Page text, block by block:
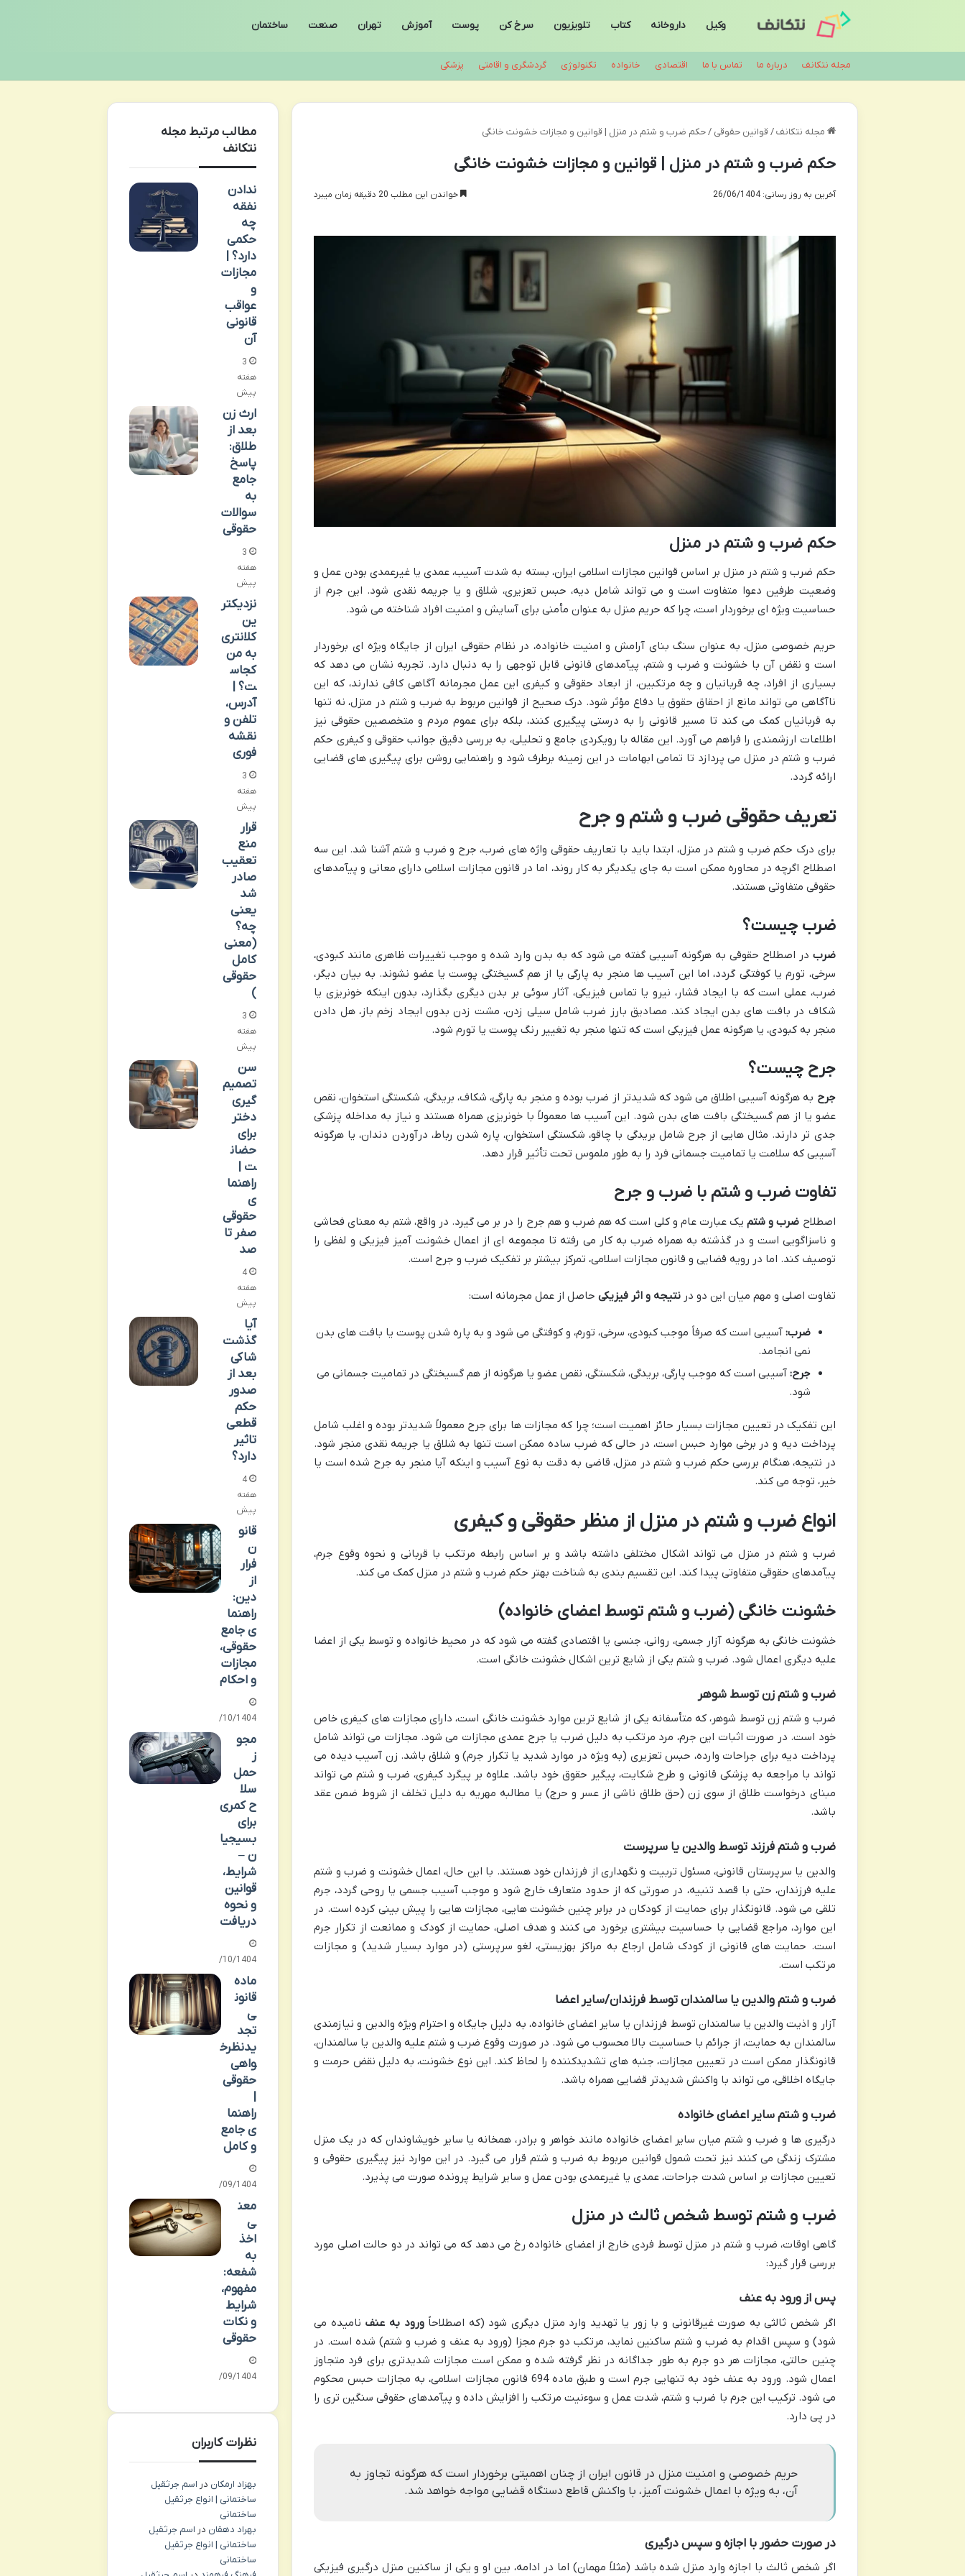
وکیل داروخانه کتاب تلویزیون سرخ کن پوست آموزش تهران صنعت ساختمان
مجله نتکانف درباره ما تماس با ما اقتصادی خانواده تکنولوژی گردشگری و اقامتی پزشکی
مجله نتکانف / قوانین حقوقی / حکم ضرب و شتم در منزل | قوانین و مجازات خشونت خانگی
حکم ضرب و شتم در منزل | قوانین و مجازات خشونت خانگی
آخرین به روز رسانی: 26/06/1404 خواندن این مطلب 20 دقیقه زمان میبرد
حکم ضرب و شتم در منزل
حکم ضرب و شتم در منزل بر اساس قوانین مجازات اسلامی ایران، بسته به شدت آسیب، عمدی یا غیرعمدی بودن عمل و
وضعیت طرفین دعوا متفاوت است و می تواند شامل دیه، حبس تعزیری، شلاق و یا جریمه نقدی شود. این جرم از
حساسیت ویژه ای برخوردار است، چرا که حریم منزل به عنوان مأمنی برای آسایش و امنیت افراد شناخته می شود.
حریم خصوصی منزل، به عنوان سنگ بنای آرامش و امنیت خانواده، در نظام حقوقی ایران از جایگاه ویژه ای برخوردار
است و نقض آن با خشونت و ضرب و شتم، پیآمدهای قانونی قابل توجهی را به دنبال دارد. تجربه نشان می دهد که
بسیاری از افراد، چه قربانیان و چه مرتکبین، از ابعاد حقوقی و کیفری این عمل مجرمانه آگاهی کافی ندارند، که این
ناآگاهی می تواند مانع از احقاق حقوق یا دفاع مؤثر شود. درک صحیح از قوانین مربوط به ضرب و شتم در منزل، نه تنها
به قربانیان کمک می کند تا مسیر قانونی را به درستی پیگیری کنند، بلکه برای عموم مردم و متخصصین حقوقی نیز
اطلاعات ارزشمندی را فراهم می آورد. این مقاله با رویکردی جامع و تحلیلی، به بررسی دقیق جوانب حقوقی و کیفری حکم
ضرب و شتم در منزل می پردازد تا تمامی ابهامات در این زمینه برطرف شود و راهنمایی روشن برای پیگیری های قضایی
ارائه گردد.
تعریف حقوقی ضرب و شتم و جرح
برای درک حکم ضرب و شتم در منزل، ابتدا باید با تعاریف حقوقی واژه های ضرب، جرح و ضرب و شتم آشنا شد. این سه
اصطلاح اگرچه در محاوره ممکن است به جای یکدیگر به کار روند، اما در قانون مجازات اسلامی دارای معانی و پیآمدهای
حقوقی متفاوتی هستند.
ضرب چیست؟
ضرب در اصطلاح حقوقی به هرگونه آسیبی گفته می شود که به بدن وارد شده و موجب تغییرات ظاهری مانند کبودی،
سرخی، تورم یا کوفتگی گردد، اما این آسیب ها منجر به پارگی یا از هم گسیختگی پوست یا عضو نشوند. به بیان دیگر،
ضرب، عملی است که با ایجاد فشار، نیرو یا تماس فیزیکی، آثار سوئی بر بدن دیگری بگذارد، بدون اینکه خونریزی یا
شکاف در بافت های بدن ایجاد کند. مصادیق بارز ضرب شامل سیلی زدن، مشت زدن بدون ایجاد زخم باز، هل دادن
منجر به کبودی، یا هرگونه عمل فیزیکی است که تنها منجر به تغییر رنگ پوست یا تورم شود.
جرح چیست؟
جرح به هرگونه آسیبی اطلاق می شود که شدیدتر از ضرب بوده و منجر به پارگی، شکاف، بریدگی، شکستگی استخوان، نقص
عضو یا از هم گسیختگی بافت های بدن شود. این آسیب ها معمولاً با خونریزی همراه هستند و نیاز به مداخله پزشکی
جدی تر دارند. مثال هایی از جرح شامل بریدگی با چاقو، شکستگی استخوان، پاره شدن رباط، درآوردن دندان، یا هرگونه
آسیبی که سلامت یا تمامیت جسمانی فرد را به طور ملموس تحت تأثیر قرار دهد.
تفاوت ضرب و شتم با ضرب و جرح
اصطلاح ضرب و شتمیک عبارت عام و کلی است که هم ضرب و هم جرح را در بر می گیرد. در واقع، شتم به معنای فحاشی
و ناسزاگویی است و در گذشته به همراه ضرب به کار می رفته تا مجموعه ای از اعمال خشونت آمیز فیزیکی و لفظی را
توصیف کند. اما در رویه قضایی و قانون مجازات اسلامی، تمرکز بیشتر بر تفکیک ضرب و جرح است.
تفاوت اصلی و مهم میان این دو درنتیجه و اثر فیزیکی حاصل از عمل مجرمانه است:
ضرب: آسیبی است که صرفاً موجب کبودی، سرخی، تورم، و کوفتگی می شود و به پاره شدن پوست یا بافت های بدن
نمی انجامد.
جرح: آسیبی است که موجب پارگی، بریدگی، شکستگی، نقص عضو یا هرگونه از هم گسیختگی در تمامیت جسمانی می
شود.
این تفکیک در تعیین مجازات بسیار حائز اهمیت است؛ چرا که مجازات ها برای جرح معمولاً شدیدتر بوده و اغلب شامل
پرداخت دیه و در برخی موارد حبس است، در حالی که ضرب ساده ممکن است تنها به شلاق یا جریمه نقدی منجر شود.
در نتیجه، هنگام بررسی حکم ضرب و شتم در منزل، قاضی به دقت به نوع آسیب و اینکه آیا منجر به جرح شده است یا
خیر، توجه می کند.
انواع ضرب و شتم در منزل از منظر حقوقی و کیفری
ضرب و شتم در منزل می تواند اشکال مختلفی داشته باشد و بر اساس رابطه مرتکب با قربانی و نحوه وقوع جرم،
پیآمدهای حقوقی متفاوتی پیدا کند. این تقسیم بندی به شناخت بهتر حکم ضرب و شتم در منزل کمک می کند.
خشونت خانگی (ضرب و شتم توسط اعضای خانواده)
خشونت خانگی به هرگونه آزار جسمی، روانی، جنسی یا اقتصادی گفته می شود که در محیط خانواده و توسط یکی از اعضا
علیه دیگری اعمال شود. ضرب و شتم یکی از شایع ترین اشکال خشونت خانگی است.
ضرب و شتم زن توسط شوهر
ضرب و شتم زن توسط شوهر، که متأسفانه یکی از شایع ترین موارد خشونت خانگی است، دارای مجازات های کیفری خاص
خود است. در صورت اثبات این جرم، مرد مرتکب به دلیل ضرب یا جرح عمدی مجازات می شود. مجازات می تواند شامل
پرداخت دیه برای جراحات وارده، حبس تعزیری (به ویژه در موارد شدید یا تکرار جرم) و شلاق باشد. زن آسیب دیده می
تواند با مراجعه به پزشکی قانونی و طرح شکایت، پیگیر حقوق خود باشد. علاوه بر پیگرد کیفری، ضرب و شتم می تواند
مبنای درخواست طلاق از سوی زن (حق طلاق ناشی از عسر و حرج) یا مطالبه مهریه به دلیل تخلف از شروط ضمن عقد
باشد.
ضرب و شتم فرزند توسط والدین یا سرپرست
والدین یا سرپرستان قانونی، مسئول تربیت و نگهداری از فرزندان خود هستند. با این حال، اعمال خشونت و ضرب و شتم
علیه فرزندان، حتی با قصد تنبیه، در صورتی که از حدود متعارف خارج شود و موجب آسیب جسمی یا روحی گردد، جرم
تلقی می شود. قانونگذار برای حمایت از کودکان در برابر چنین خشونت هایی، مجازات هایی را پیش بینی کرده است. در
این موارد، مراجع قضایی با حساسیت بیشتری برخورد می کنند و هدف اصلی، حمایت از کودک و ممانعت از تکرار جرم
است. حمایت های قانونی از کودک شامل ارجاع به مراکز بهزیستی، لغو سرپرستی (در موارد بسیار شدید) و مجازات
مرتکب است.
ضرب و شتم والدین یا سالمندان توسط فرزندان/سایر اعضا
آزار و اذیت والدین یا سالمندان توسط فرزندان یا سایر اعضای خانواده، به دلیل جایگاه و احترام ویژه والدین و نیازمندی
سالمندان به حمایت، از جرائم با حساسیت بالا محسوب می شود. در صورت وقوع ضرب و شتم علیه والدین یا سالمندان،
قانونگذار ممکن است در تعیین مجازات، جنبه های تشدیدکننده را لحاظ کند. این نوع خشونت، به دلیل نقض حرمت و
جایگاه اخلاقی، می تواند با واکنش شدیدتر قضایی همراه باشد.
ضرب و شتم سایر اعضای خانواده
درگیری ها و ضرب و شتم میان سایر اعضای خانواده مانند خواهر و برادر، همخانه یا سایر خویشاوندان که در یک منزل
مشترک زندگی می کنند نیز تحت شمول قوانین مربوط به ضرب و شتم قرار می گیرد. در این موارد نیز پیگیری حقوقی و
تعیین مجازات بر اساس شدت جراحات، عمدی یا غیرعمدی بودن عمل و سایر شرایط پرونده صورت می پذیرد.
ضرب و شتم توسط شخص ثالث در منزل
گاهی اوقات، ضرب و شتم در منزل توسط فردی خارج از اعضای خانواده رخ می دهد که می تواند در دو حالت اصلی مورد
بررسی قرار گیرد:
پس از ورود به عنف
اگر شخص ثالثی به صورت غیرقانونی و با زور یا تهدید وارد منزل دیگری شود (که اصطلاحاًورود به عنف نامیده می
شود) و سپس اقدام به ضرب و شتم ساکنین نماید، مرتکب دو جرم مجزا (ورود به عنف و ضرب و شتم) شده است. در
چنین حالتی، مجازات هر دو جرم به طور جداگانه در نظر گرفته شده و ممکن است مجازات شدیدتری برای فرد متجاوز
اعمال شود. ورود به عنف خود به تنهایی جرم است و طبق ماده 694 قانون مجازات اسلامی، به مجازات حبس محکوم
می شود. ترکیب این جرم با ضرب و شتم، شدت عمل و سوءنیت مرتکب را افزایش داده و پیآمدهای حقوقی سنگین تری را
در پی دارد.
حریم خصوصی و امنیت منزل در قانون ایران از چنان اهمیتی برخوردار است که هرگونه تجاوز به
آن، به ویژه با اعمال خشونت آمیز، با واکنش قاطع دستگاه قضایی مواجه خواهد شد.
در صورت حضور با اجازه و سپس درگیری
اگر شخص ثالث با اجازه وارد منزل شده باشد (مثلاً مهمان) اما در ادامه، بین او و یکی از ساکنین منزل درگیری فیزیکی
مطالب مرتبط مجله
نتکانف
ندادن
نفقه
چه
حکمی
دارد؟ |
مجازات
و
عواقب
قانونی
آن
3
هفته
پیش
ارث زن
بعد از
طلاق:
پاسخ
جامع
به
سوالات
حقوقی
3
هفته
پیش
نزدیکتر
ین
کلانتری
به من
کجاس
ت؟ |
آدرس،
تلفن و
نقشه
فوری
3
هفته
پیش
قرار
منع
تعقیب
صادر
شد
یعنی
چه؟
(معنی
کامل
حقوقی
)
3
هفته
پیش
سن
تصمیم
گیری
دختر
برای
حضان
ت |
راهنما
ی
حقوقی
صفر تا
صد
4
هفته
پیش
آیا
گذشت
شاکی
بعد از
صدور
حکم
قطعی
تاثیر
دارد؟
4
هفته
پیش
قانو
ن
فرار
از
دین:
راهنما
ی جامع
حقوقی،
مجازات
و احکام
06/10/1404
مجو
ز
حمل
سلا
ح کمری
برای
بسیجیا
ن –
شرایط،
قوانین
و نحوه
دریافت
03/10/1404
ماده
قانون
ی
تجد
یدنظرخ
واهی
حقوقی
راهنما
ی جامع
و کامل
29/09/1404
معن
ی
اخذ
به
شفعه:
مفهوم،
شرایط
و نکات
حقوقی
23/09/1404
نظرات کاربران
بهزاد ارمکان در اسم جرثقیل
ساختمانی | انواع جرثقیل
ساختمانی
بهراد دهقان در اسم جرثقیل
ساختمانی | انواع جرثقیل
ساختمانی